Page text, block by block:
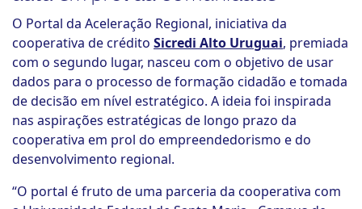
O Portal da Aceleração Regional, iniciativa da
cooperativa de crédito Sicredi Alto Uruguai, premiada
com o segundo lugar, nasceu com o objetivo de usar
dados para o processo de formação cidadão e tomada
de decisão em nível estratégico. A ideia foi inspirada
nas aspirações estratégicas de longo prazo da
cooperativa em prol do empreendedorismo e do
desenvolvimento regional.
“O portal é fruto de uma parceria da cooperativa com